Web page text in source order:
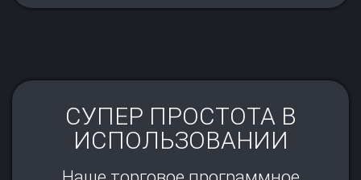
СУПЕР ПРОСТОТА В
ИСПОЛЬЗОВАНИИ